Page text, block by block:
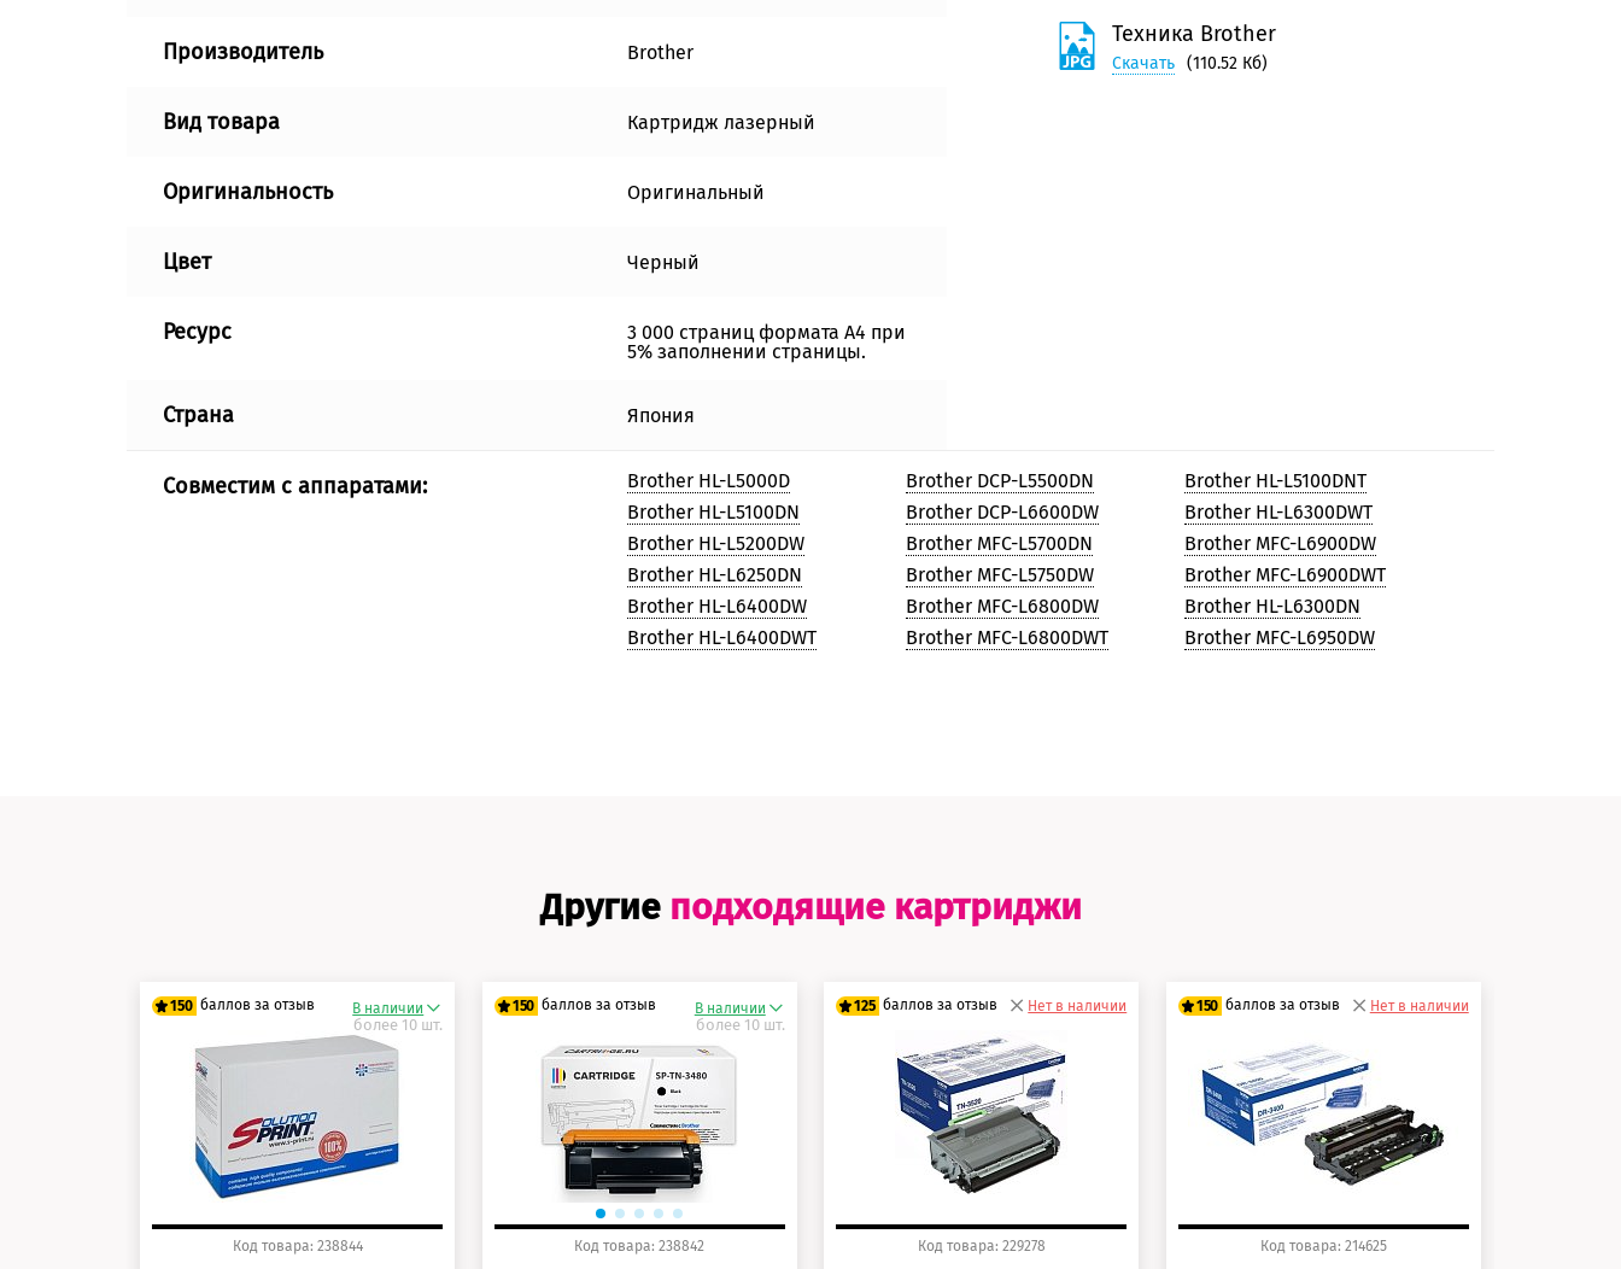
Производитель Brother
Вид товара Картридж лазерный
Оригинальность Оригинальный
Цвет Черный
Ресурс
3 000 страниц формата А4 при
5% заполнении страницы.
Страна Япония
Техника Brother
Скачать (110.52 Кб)
Совместим с аппаратами:
Brother HL-L5000D
Brother HL-L5100DN
Brother HL-L5200DW
Brother HL-L6250DN
Brother HL-L6400DW
Brother HL-L6400DWT
Brother DCP-L5500DN
Brother DCP-L6600DW
Brother MFC-L5700DN
Brother MFC-L5750DW
Brother MFC-L6800DW
Brother MFC-L6800DWT
Brother HL-L5100DNT
Brother HL-L6300DWT
Brother MFC-L6900DW
Brother MFC-L6900DWT
Brother HL-L6300DN
Brother MFC-L6950DW
Другие подходящие картриджи
150 баллов за отзыв
125 баллов
150 баллов
В наличии
более 10 шт.
Код товара: 238844
150 баллов за отзыв
125 баллов
150 баллов
В наличии
более 10 шт.
Код товара: 238842
125 баллов за отзыв
100 баллов
125 баллов
Нет в наличии
Код товара: 229278
150 баллов за отзыв
125 баллов
150 баллов
Нет в наличии
Код товара: 214625